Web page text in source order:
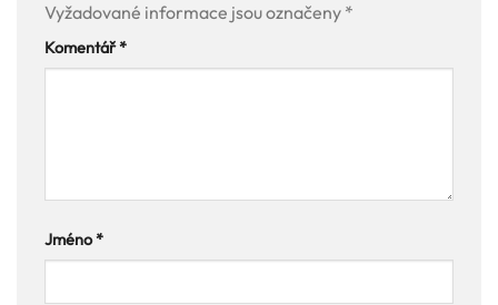
Vyžadované informace jsou označeny *
Komentář*
Jméno*